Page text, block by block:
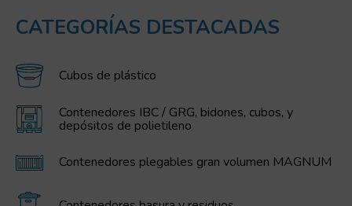
CATEGORÍAS DESTACADAS
Cubos de plástico
Contenedores IBC / GRG, bidones, cubos, y
depósitos de polietileno
Contenedores plegables gran volumen MAGNUM